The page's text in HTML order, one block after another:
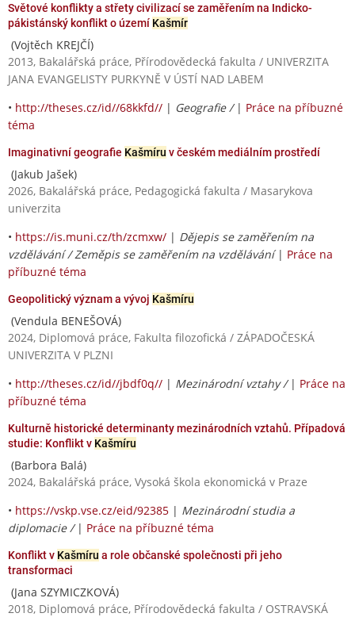
Světové konflikty a střety civilizací se zaměřením na Indicko-
pákistánský konflikt o území Kašmír
(Vojtěch KREJČÍ)
2013, Bakalářská práce, Přírodovědecká fakulta / UNIVERZITA
JANA EVANGELISTY PURKYNĚ V ÚSTÍ NAD LABEM
• http://theses.cz/id//68kkfd// | Geografie / | Práce na příbuzné
téma
Imaginativní geografie Kašmíru v českém mediálním prostředí
(Jakub Jašek)
2026, Bakalářská práce, Pedagogická fakulta / Masarykova
univerzita
• https://is.muni.cz/th/zcmxw/ | Dějepis se zaměřením na
vzdělávání / Zeměpis se zaměřením na vzdělávání| Práce na
příbuzné téma
Geopolitický význam a vývoj Kašmíru
(Vendula BENEŠOVÁ)
2024, Diplomová práce, Fakulta filozofická / ZÁPADOČESKÁ
UNIVERZITA V PLZNI
• http://theses.cz/id//jbdf0q// | Mezinárodní vztahy / | Práce na
příbuzné téma
Kulturně historické determinanty mezinárodních vztahů. Případová
studie: Konflikt v Kašmíru
(Barbora Balá)
2024, Bakalářská práce, Vysoká škola ekonomická v Praze
• https://vskp.vse.cz/eid/92385 | Mezinárodní studia a
diplomacie / | Práce na příbuzné téma
Konflikt v Kašmíru a role občanské společnosti při jeho
transformaci
(Jana SZYMICZKOVÁ)
2018, Diplomová práce, Přírodovědecká fakulta / OSTRAVSKÁ